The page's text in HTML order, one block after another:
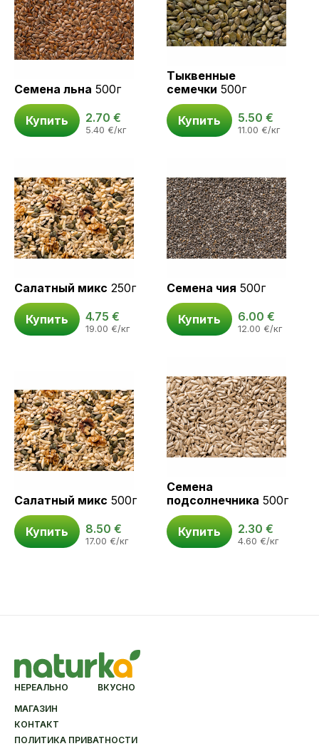
Семена льна 500г
Купить 2.70 €
5.40 €/кг
Тыквенные
семечки 500г
Купить 5.50 €
11.00 €/кг
Салатный микс 250г
Купить 4.75 €
19.00 €/кг
Семена чия 500г
Купить 6.00 €
12.00 €/кг
Салатный микс 500г
Купить 8.50 €
17.00 €/кг
Cемена
подсолнечника 500г
Купить 2.30 €
4.60 €/кг
НЕРЕАЛЬНО ВКУСНО
МАГАЗИН
КОНТАКТ
ПОЛИТИКА ПРИВАТНОСТИ